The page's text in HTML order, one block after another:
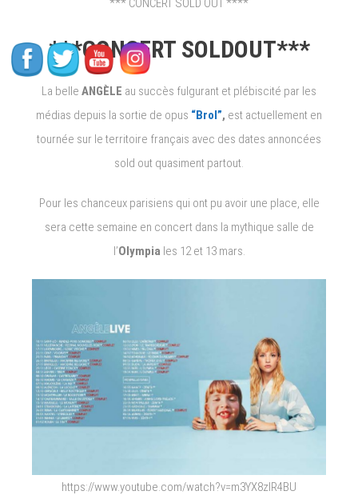
Angèle,
Drake,
Georgio,
Mick
Youri.
*** CONCERT SOLD OUT ****
***CONCERT SOLDOUT***
La belle ANGÈLE au succès fulgurant et plébiscité par les
médias depuis la sortie de opus “Brol”, est actuellement en
tournée sur le territoire français avec des dates annoncées
sold out quasiment partout.
Pour les chanceux parisiens qui ont pu avoir une place, elle
sera cette semaine en concert dans la mythique salle de
l’Olympia les 12 et 13 mars.
https://www.youtube.com/watch?v=m3YX8zlR4BU